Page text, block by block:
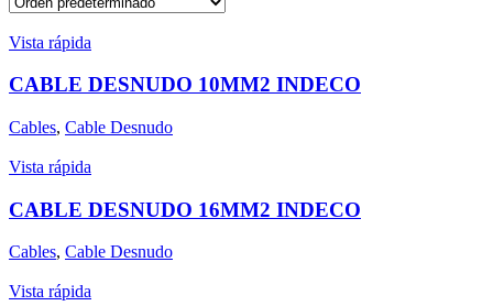
Vista rápida
CABLE DESNUDO 10MM2 INDECO
Cables, Cable Desnudo
Vista rápida
CABLE DESNUDO 16MM2 INDECO
Cables, Cable Desnudo
Vista rápida